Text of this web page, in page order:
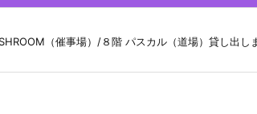
（催事場）/８階 パスカル（道場）貸し出し